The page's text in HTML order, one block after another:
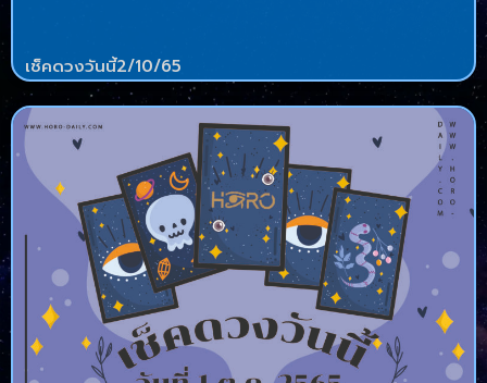
เช็คดวงวันนี้2/10/65